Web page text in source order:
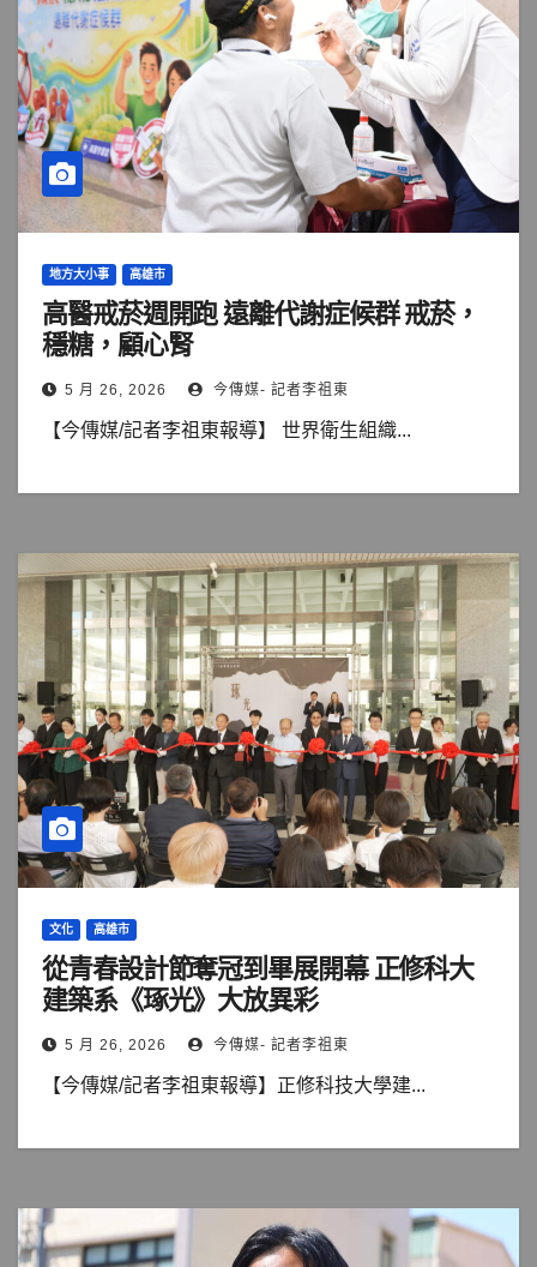
地方大小事 高雄市
高醫戒菸週開跑 遠離代謝症候群 戒菸，
穩糖，顧心腎
5 月 26, 2026 今傳媒- 記者李祖東
【今傳媒/記者李祖東報導】 世界衛生組織...
文化 高雄市
從青春設計節奪冠到畢展開幕 正修科大
建築系《琢光》大放異彩
5 月 26, 2026 今傳媒- 記者李祖東
【今傳媒/記者李祖東報導】正修科技大學建...